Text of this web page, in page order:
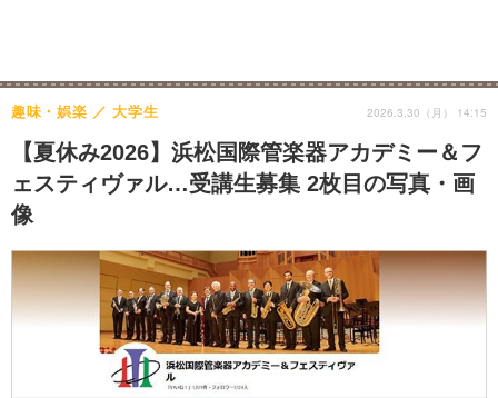
【夏休み2026】浜松国際管楽器アカデミー＆フ
ェスティヴァル…受講生募集 2枚目の写真・画
像
趣味・娯楽 大学生 2026.3.30（月） 14:15